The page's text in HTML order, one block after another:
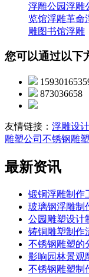
浮雕公园浮雕
览馆浮雕革命
雕图书馆浮雕
您可以通过以下
873036658
友情链接： 浮雕设
雕塑公司 不锈钢雕塑
最新资讯
锻铜浮雕制作
玻璃钢浮雕制
公园雕塑设计
铸铜雕塑制作
不锈钢雕塑的
影响园林景观
不锈钢雕塑制